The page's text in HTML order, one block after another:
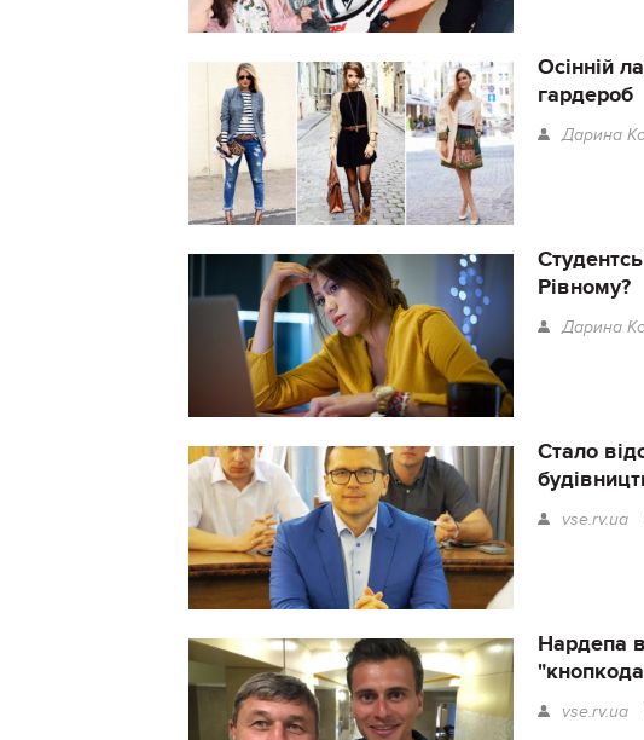
Осінній
гардероб
Дарина
Рівному?
Дарина
Стало
vse.rv.ua
Нардепа
vse.rv.ua